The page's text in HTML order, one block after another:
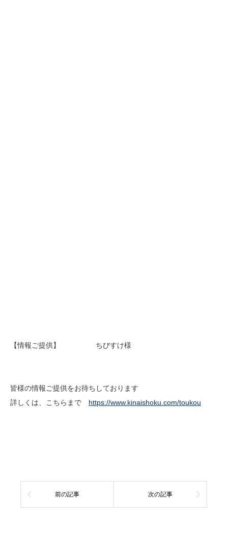
【情報ご提供】 ちびすけ様
皆様の情報ご提供をお待ちしております
詳しくは、こちらまで https://www.kinaishoku.com/toukou
前の記事 次の記事